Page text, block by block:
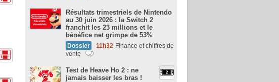
Résultats trimestriels de Nintendo
au 30 juin 2026 : la Switch 2
franchit les 23 millions et le
bénéfice net grimpe de 53%
Dossier 11h32 Finance et chiffres de
vente
Test de Heave Ho 2 : ne
jamais baisser les bras !